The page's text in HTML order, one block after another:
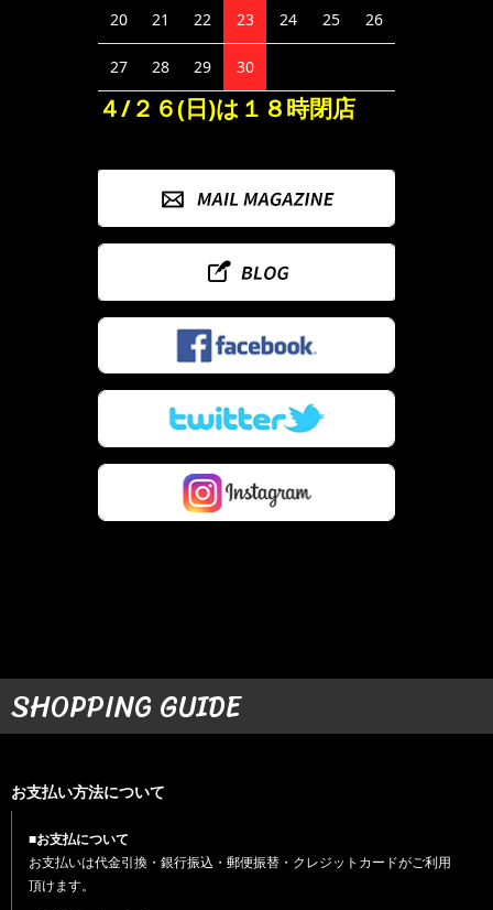
20 21 22 23 24 25 26
27 28 29 30
４/２６(日)は１８時閉店
SHOPPING GUIDE
お支払い方法について
■お支払について
お支払いは代金引換・銀行振込・郵便振替・クレジットカードがご利用
頂けます。